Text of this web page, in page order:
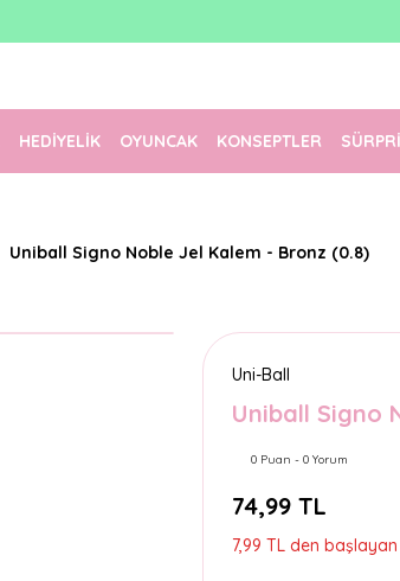
1500 TL Üzeri Ücretsiz Kargo
HEDİYELİK OYUNCAK KONSEPTLER
Uniball Signo Noble Jel Kalem - Bronz (0.8)
Uni-Ball
Uniball Signo
0 Puan - 0 Yorum
74,99 TL
7,99 TL den